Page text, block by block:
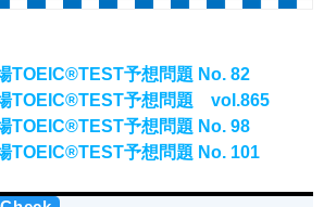
TOEIC®TEST予想問題 No. 82
TOEIC®TEST予想問題 vol.865
TOEIC®TEST予想問題 No. 98
TOEIC®TEST予想問題 No. 101